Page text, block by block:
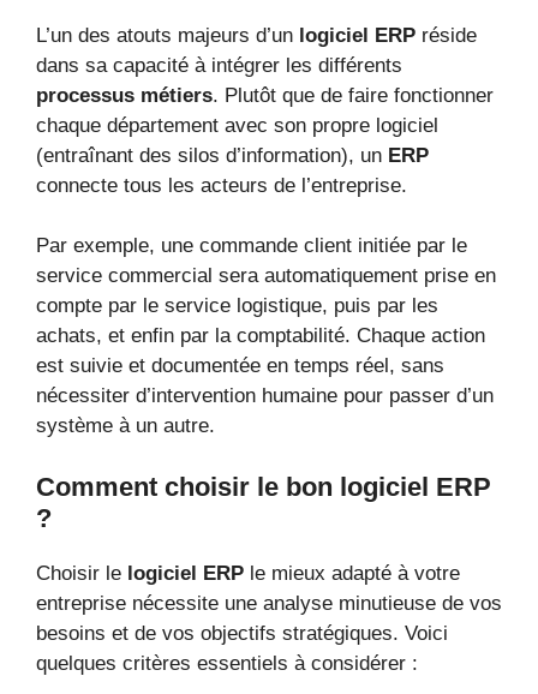
L’un des atouts majeurs d’un logiciel ERP réside
dans sa capacité à intégrer les différents
processus métiers. Plutôt que de faire fonctionner
chaque département avec son propre logiciel
(entraînant des silos d’information), un ERP
connecte tous les acteurs de l’entreprise.
Par exemple, une commande client initiée par le
service commercial sera automatiquement prise en
compte par le service logistique, puis par les
achats, et enfin par la comptabilité. Chaque action
est suivie et documentée en temps réel, sans
nécessiter d’intervention humaine pour passer d’un
système à un autre.
Comment choisir le bon logiciel ERP
?
Choisir le logiciel ERP le mieux adapté à votre
entreprise nécessite une analyse minutieuse de vos
besoins et de vos objectifs stratégiques. Voici
quelques critères essentiels à considérer :